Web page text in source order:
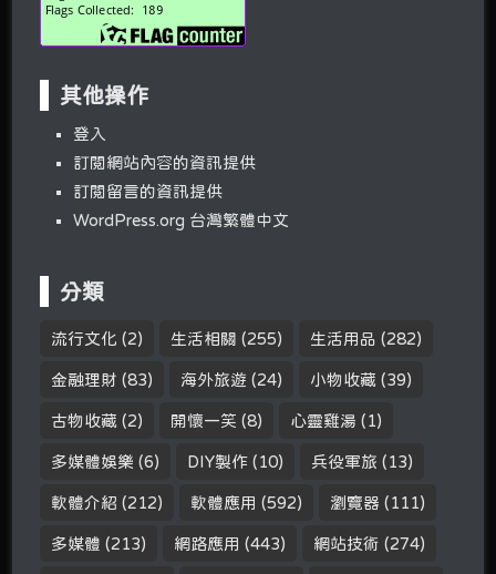
其他操作
登入
訂閱網站內容的資訊提供
訂閱留言的資訊提供
WordPress.org 台灣繁體中文
分類
流行文化 (2) 生活相關 (255) 生活用品 (282)
金融理財 (83) 海外旅遊 (24) 小物收藏 (39)
古物收藏 (2) 開懷一笑 (8) 心靈雞湯 (1)
多媒體娛樂 (6) DIY製作 (10) 兵役軍旅 (13)
軟體介紹 (212) 軟體應用 (592) 瀏覽器 (111)
多媒體 (213) 網路應用 (443) 網站技術 (274)